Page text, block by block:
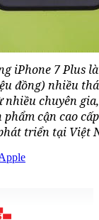
iPhone 7 Plus
đồng) nhiều
chuyên
cận cao
triển tại Việt